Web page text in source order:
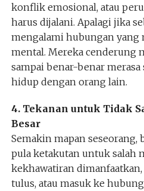
konflik emosional, atau
harus dijalani. Apalagi jika
mengalami hubungan yang
mental. Mereka cenderung
sampai benar-benar
hidup dengan orang lain.
4. Tekanan untuk Tidak
Besar
Semakin mapan seseorang,
pula ketakutan untuk salah
kekhawatiran
tulus, atau masuk ke